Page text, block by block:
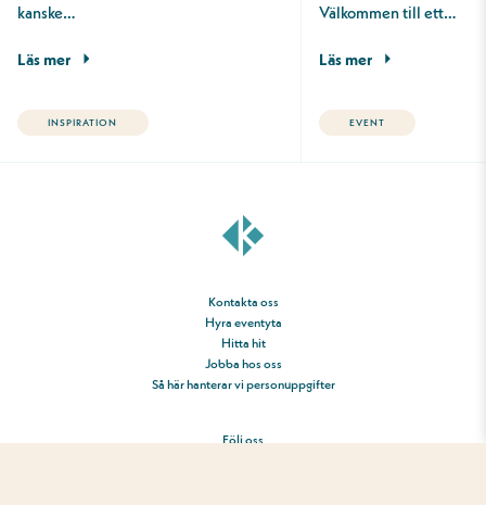
kanske…
Läs mer
INSPIRATION
Välkommen till ett…
Läs mer
EVENT
Kontakta oss
Hyra eventyta
Hitta hit
Jobba hos oss
Så här hanterar vi personuppgifter
Följ oss